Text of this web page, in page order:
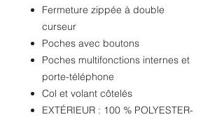
Fermeture zippée à double
curseur
Poches avec boutons
Poches multifonctions internes et
porte-téléphone
Col et volant côtelés
EXTÉRIEUR : 100 % POLYESTER-